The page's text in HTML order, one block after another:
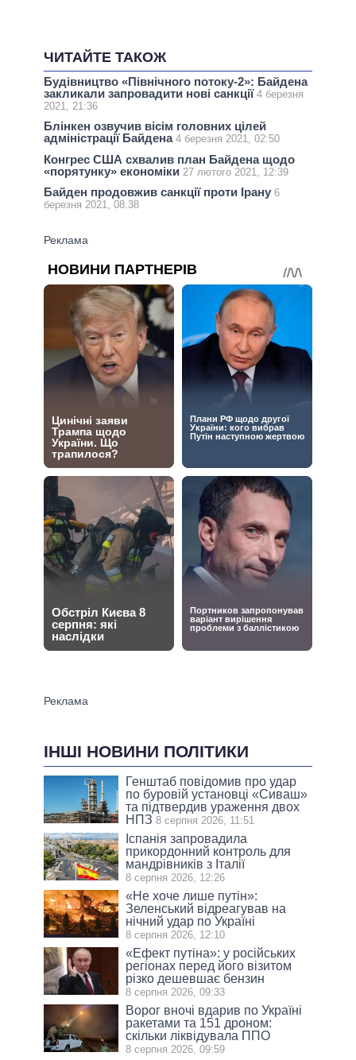
ЧИТАЙТЕ ТАКОЖ
Будівництво «Північного потоку-2»: Байдена
закликали запровадити нові санкції 4 березня
2021, 21:36
Блінкен озвучив вісім головних цілей
адміністрації Байдена 4 березня 2021, 02:50
Конгрес США схвалив план Байдена щодо
«порятунку» економіки 27 лютого 2021, 12:39
Байден продовжив санкції проти Ірану 6
березня 2021, 08:38
ІНШІ НОВИНИ ПОЛІТИКИ
Генштаб повідомив про удар
по буровій установці «Сиваш»
та підтвердив ураження двох
НПЗ 8 серпня 2026, 11:51
Іспанія запровадила
прикордонний контроль для
мандрівників з Італії
8 серпня 2026, 12:26
«Не хоче лише путін»:
Зеленський відреагував на
нічний удар по Україні
8 серпня 2026, 12:10
«Ефект путіна»: у російських
регіонах перед його візитом
різко дешевшає бензин
8 серпня 2026, 09:33
Ворог вночі вдарив по Україні
ракетами та 151 дроном:
скільки ліквідувала ППО
8 серпня 2026, 09:59